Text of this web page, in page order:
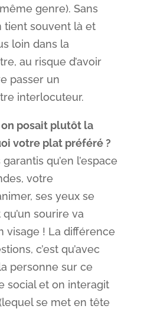
genre). Sans
tient souvent là et
loin dans la
au risque d’avoir
passer un
interlocuteur.
on posait plutôt la
votre plat préféré ?
qu’en l’espace
votre
ses yeux se
sourire va
visage ! La différence
c’est qu’avec
personne sur ce
social et on interagit
se met en tête